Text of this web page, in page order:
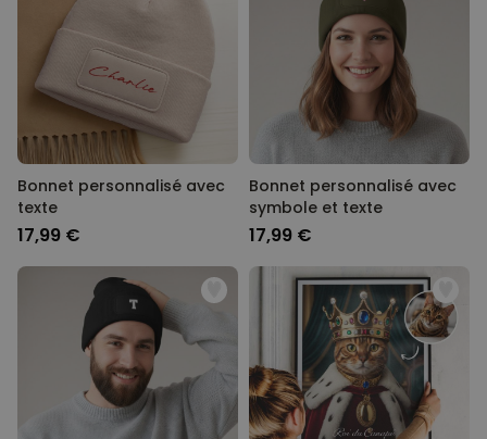
Chaussettes personnalisées
avec votre animal de
compagnie
plus de
14.000
exemplaires
vendus
19,99 €
Serviette personnalisée
Maritime avec texte
Personnalisable
Tablier de cuisine
personnalisé Édition limitée
plus de 2.400
exemplaires
vendus
29,99 €
Bonnet personnalisé avec
texte
17,99 €
Bonnet personnalisé avec
symbole et texte
17,99 €